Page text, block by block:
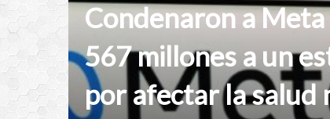
Condenaron a
567 millones a un
por afectar la salud